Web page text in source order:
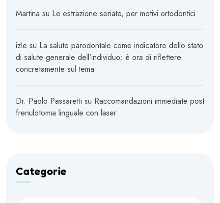
Martina su Le estrazione seriate, per motivi ortodontici
izle su La salute parodontale come indicatore dello stato
di salute generale dell’individuo: è ora di riflettere
concretamente sul tema
Dr. Paolo Passaretti su Raccomandazioni immediate post
frenulotomia linguale con laser
Categorie